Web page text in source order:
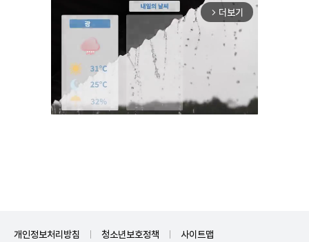
arrow_forward_ios 더보기
개인정보처리방침 청소년보호정책 사이트맵